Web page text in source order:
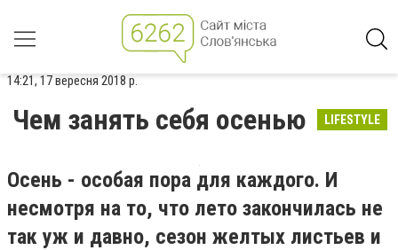
14:21, 17 вересня 2018 р.
Чем занять себя осенью LIFESTYLE
Осень - особая пора для каждого. И
несмотря на то, что лето закончилась не
так уж и давно, сезон желтых листьев и